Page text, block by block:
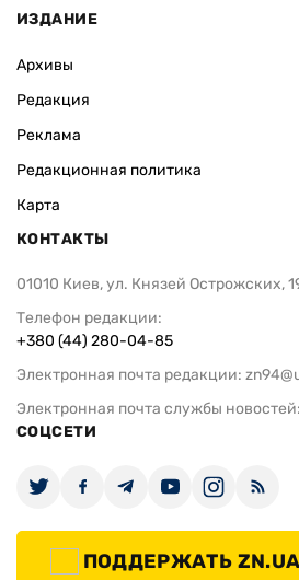
ИЗДАНИЕ
Архивы
Редакция
Реклама
Редакционная политика
Карта
КОНТАКТЫ
01010 Киев, ул. Князей Острожских,
Телефон редакции:
+380 (44) 280-04-85
Электронная почта редакции:
Электронная почта службы новостей:
СОЦСЕТИ
ПОДДЕРЖАТЬ ZN.UA